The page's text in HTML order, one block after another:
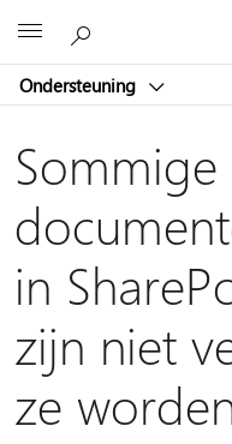
Ondersteuning
Sommige
in
zijn niet
ze